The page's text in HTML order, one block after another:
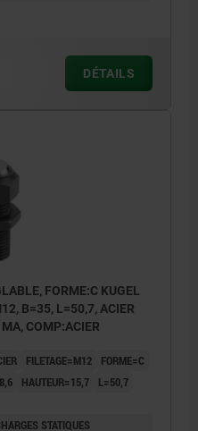
DÉTAILS
FORME:C KUGEL
B=35, L=50,7, ACIER
COMP:ACIER
FILETAGE=M12
FORME=C
HAUTEUR=15,7
L=50,7
STATIQUES